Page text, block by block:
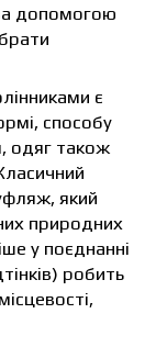
допомогою
є
способу
одяг також
який
природних
у поєднанні
робить